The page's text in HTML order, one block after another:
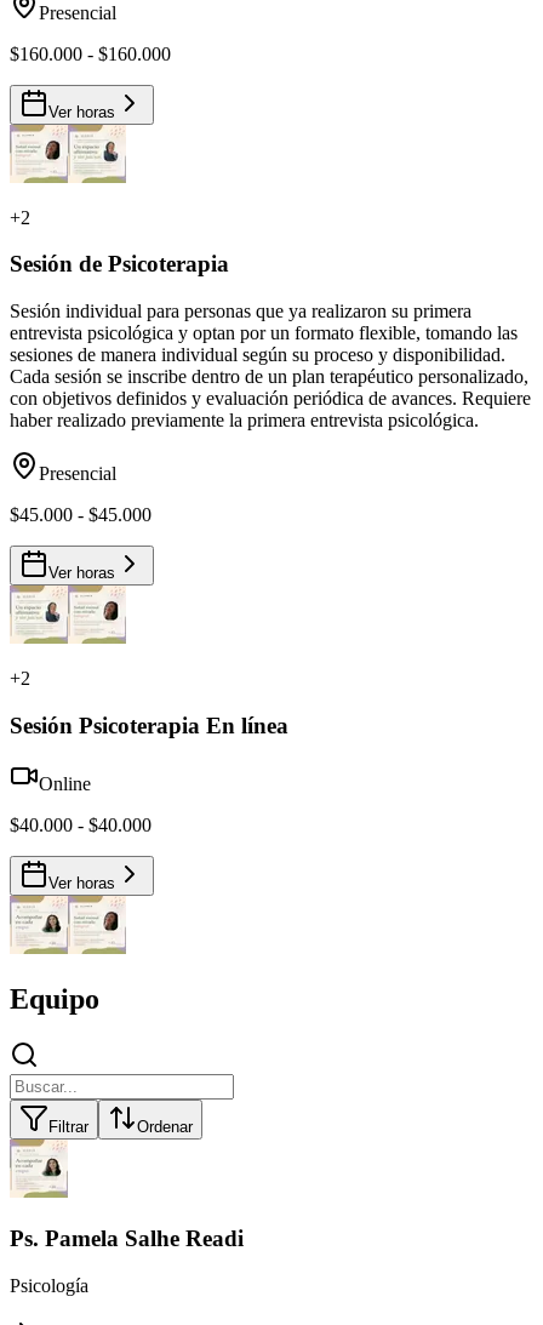
Presencial
$160.000 - $160.000
Ver horas
+2
Sesión de Psicoterapia
Sesión individual para personas que ya realizaron su primera
entrevista psicológica y optan por un formato flexible, tomando las
sesiones de manera individual según su proceso y disponibilidad.
Cada sesión se inscribe dentro de un plan terapéutico personalizado,
con objetivos definidos y evaluación periódica de avances. Requiere
haber realizado previamente la primera entrevista psicológica.
Presencial
$45.000 - $45.000
Ver horas
+2
Sesión Psicoterapia En línea
Online
$40.000 - $40.000
Ver horas
Equipo
Filtrar Ordenar
Ps. Pamela Salhe Readi
Psicología